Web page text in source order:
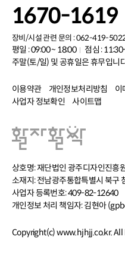
상호명: 재단법인 광주디자인진흥
소재지: 전남광주통합특별시 북구
사업자 등록번호: 409-82-12640
개인정보 처리 책임자: 김현아
Copyright(c) www.hjhjj.co.kr. All
1670-1619
장비/시설 관련 문의 : 062-419-
평일 : 09:00 ~ 18:00
점심 :
주말(토/일) 및 공휴일은 휴무입니
이용약관 개인정보처리방침
이
사업자 정보확인
사이트맵